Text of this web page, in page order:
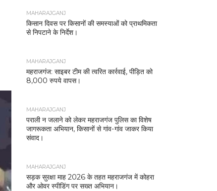
MAHARAJGANJ
किसान दिवस पर किसानों की समस्याओं को प्राथमिकता
से निपटाने के निर्देश।
MAHARAJGANJ
महराजगंज: साइबर टीम की त्वरित कार्रवाई, पीड़ित को
8,000 रुपये वापस।
MAHARAJGANJ
पराली न जलाने को लेकर महराजगंज पुलिस का विशेष
जागरूकता अभियान, किसानों से गांव-गांव जाकर किया
संवाद।
MAHARAJGANJ
सड़क सुरक्षा माह 2026 के तहत महराजगंज में कोहरा
और ओवर स्पीडिंग पर सख्त अभियान।